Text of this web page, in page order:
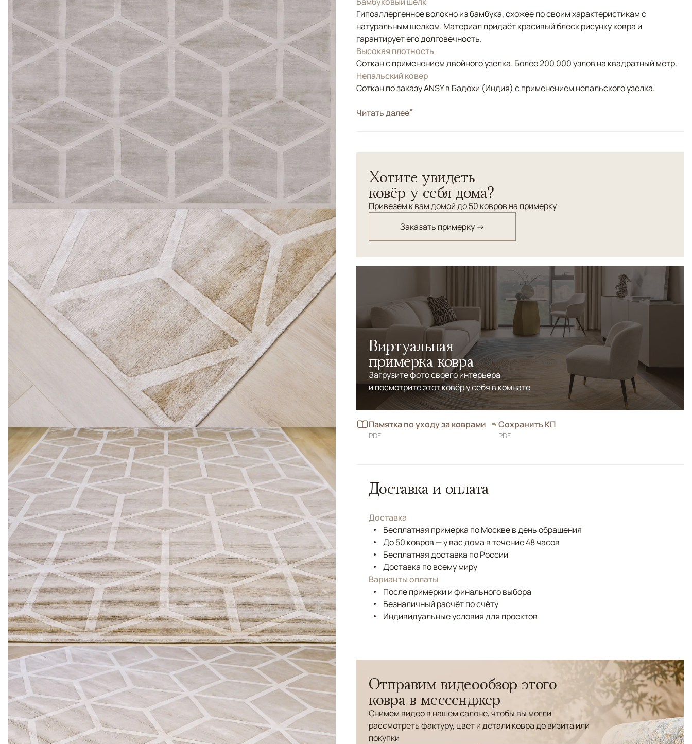
Гипоаллергенное волокно из бамбука, схожее по своим характеристикам с
натуральным шелком. Материал придаёт красивый блеск рисунку ковра и
гарантирует его долговечность.
Высокая плотность
Соткан с применением двойного узелка. Более 200 000 узлов на квадратный метр.
Непальский ковер
Соткан по заказу ANSY в Бадохи (Индия) с применением непальского узелка.
СтильСовременные
геометрического узора доставляют эстетическое удовольствие и радуют глаз.
Читать далее
Хотите увидеть
ковёр у себя дома?
Привезем к вам домой до 50 ковров на примерку
Заказать примерку →
Виртуальная
примерка ковра
Загрузите фото своего интерьера
и посмотрите этот ковёр у себя в комнате
Памятка по уходу за коврами
PDF
Сохранить КП
PDF
Доставка и оплата
Доставка
Бесплатная примерка по Москве в день обращения
До 50 ковров — у вас дома в течение 48 часов
Бесплатная доставка по России
Доставка по всему миру
Варианты оплаты
После примерки и финального выбора
Безналичный расчёт по счёту
Индивидуальные условия для проектов
Отправим видеообзор этого
ковра в мессенджер
Снимем видео в нашем салоне, чтобы вы могли
рассмотреть фактуру, цвет и детали ковра до визита или
покупки